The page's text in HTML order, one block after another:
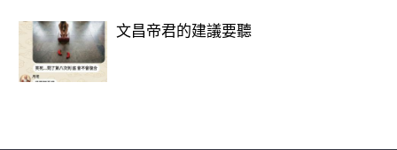
文昌帝君的建議要聽